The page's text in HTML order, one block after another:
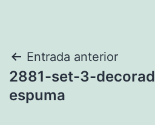
Navegación
de
Entrada anterior
2881-set-3-
espuma